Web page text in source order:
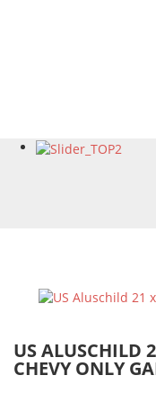
US ALUSCHILD
CHEVY ONLY